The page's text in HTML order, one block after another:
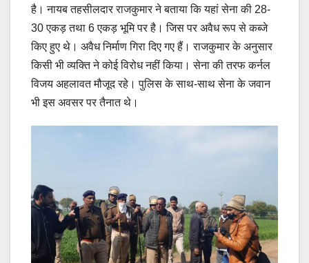
है। नायब तहसीलदार राजकुमार ने बताया कि यहां सेना की 28-
30 एकड़ तथा 6 एकड़ भूमि पर है। जिस पर अवैध रूप से कब्जे
किए हुए थे। अवैध निर्माण गिरा दिए गए हैं। राजकुमार के अनुसार
किसी भी व्यक्ति ने कोई विरोध नहीं किया। सेना की तरफ कर्नल
विजय अहलावत मौजूद रहे। पुलिस के साथ-साथ सेना के जवान
भी इस अवसर पर तैनात थे।